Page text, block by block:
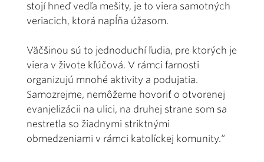
stojí hneď vedľa mešity, je to viera samotných
veriacich, ktorá napĺňa úžasom.
Väčšinou sú to jednoduchí ľudia, pre ktorých je
viera v živote kľúčová. V rámci farnosti
organizujú mnohé aktivity a podujatia.
Samozrejme, nemôžeme hovoriť o otvorenej
evanjelizácii na ulici, na druhej strane som sa
nestretla so žiadnymi striktnými
obmedzeniami v rámci katolíckej komunity.“